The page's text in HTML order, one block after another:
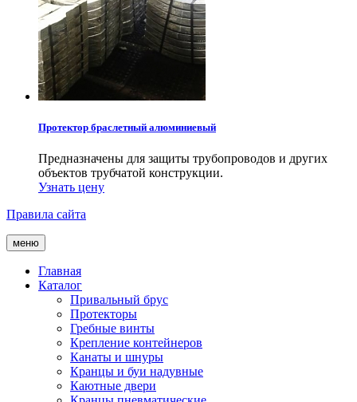
Протектор браслетный алюминиевый
Предназначены для защиты трубопроводов и других
объектов трубчатой конструкции.
Узнать цену
Правила сайта
меню
Главная
Каталог
Привальный брус
Протекторы
Гребные винты
Крепление контейнеров
Канаты и шнуры
Кранцы и буи надувные
Каютные двери